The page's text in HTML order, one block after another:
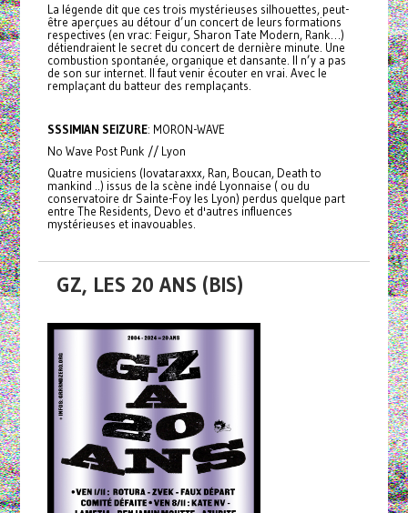
La légende dit que ces trois mystérieuses silhouettes, peut-
être aperçues au détour d’un concert de leurs formations
respectives (en vrac: Feigur, Sharon Tate Modern, Rank…)
détiendraient le secret du concert de dernière minute. Une
combustion spontanée, organique et dansante. Il n’y a pas
de son sur internet. Il faut venir écouter en vrai. Avec le
remplaçant du batteur des remplaçants.
SSSIMIAN SEIZURE: MORON-WAVE
No Wave Post Punk // Lyon
Quatre musiciens (lovataraxxx, Ran, Boucan, Death to
mankind ..) issus de la scène indé Lyonnaise ( ou du
conservatoire dr Sainte-Foy les Lyon) perdus quelque part
entre The Residents, Devo et d'autres influences
mystérieuses et inavouables.
GZ, LES 20 ANS (BIS)